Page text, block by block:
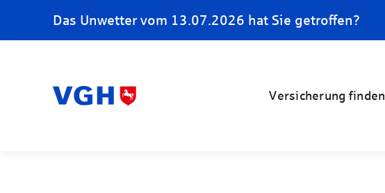
Das Unwetter vom 13.07.2026 hat Sie getroffen?
Versicherung finden